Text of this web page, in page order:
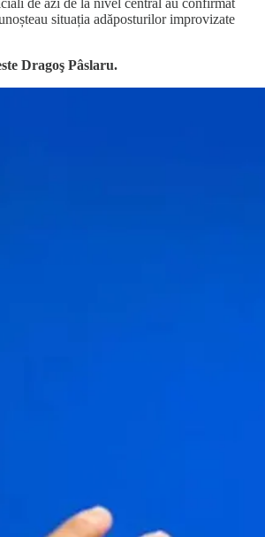
de azi de la nivel central au confirmat
situația adăposturilor improvizate
Dragoş Pâslaru.